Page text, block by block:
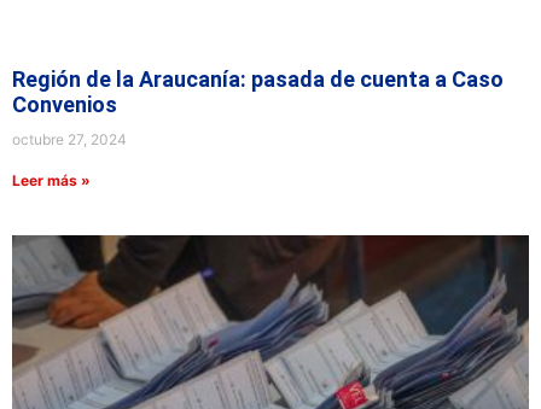
Región de la Araucanía: pasada de cuenta a Caso
Convenios
octubre 27, 2024
Leer más »